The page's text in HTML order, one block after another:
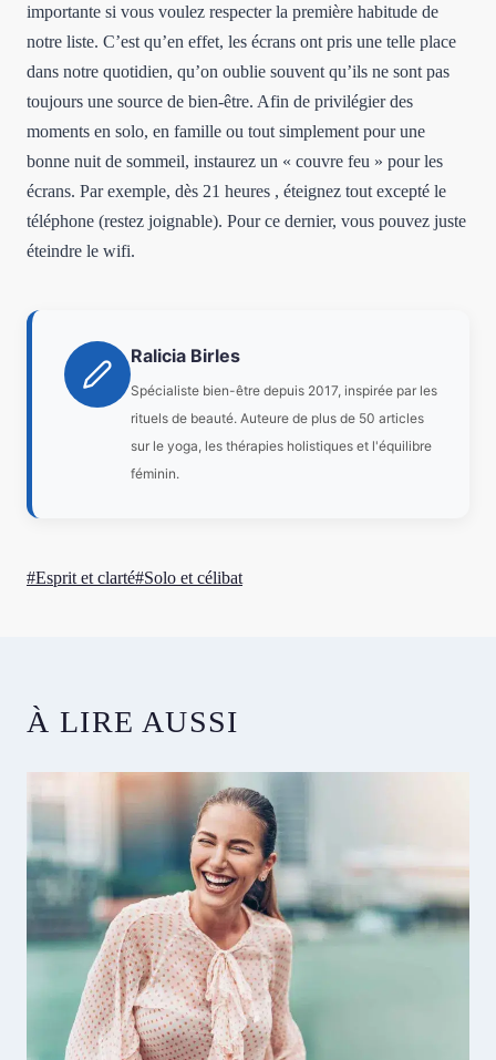
importante si vous voulez respecter la première habitude de
notre liste. C’est qu’en effet, les écrans ont pris une telle place
dans notre quotidien, qu’on oublie souvent qu’ils ne sont pas
toujours une source de bien-être. Afin de privilégier des
moments en solo, en famille ou tout simplement pour une
bonne nuit de sommeil, instaurez un « couvre feu » pour les
écrans. Par exemple, dès 21 heures , éteignez tout excepté le
téléphone (restez joignable). Pour ce dernier, vous pouvez juste
éteindre le wifi.
Ralicia Birles
Spécialiste bien-être depuis 2017, inspirée par les
rituels de beauté. Auteure de plus de 50 articles
sur le yoga, les thérapies holistiques et l'équilibre
féminin.
Étiquettes
#Esprit et clarté#Solo et célibat
À LIRE AUSSI